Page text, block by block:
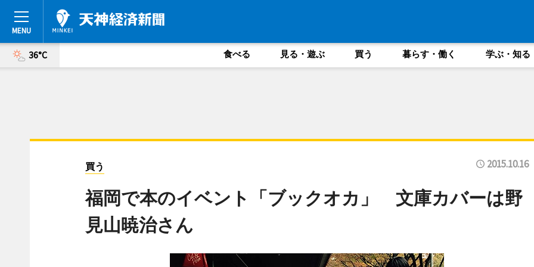
36°C 食べる 見る・遊ぶ 買う 暮らす・働く 学ぶ・知る
買う 2015.10.16
福岡で本のイベント「ブックオカ」 文庫カバーは野
見山暁治さん